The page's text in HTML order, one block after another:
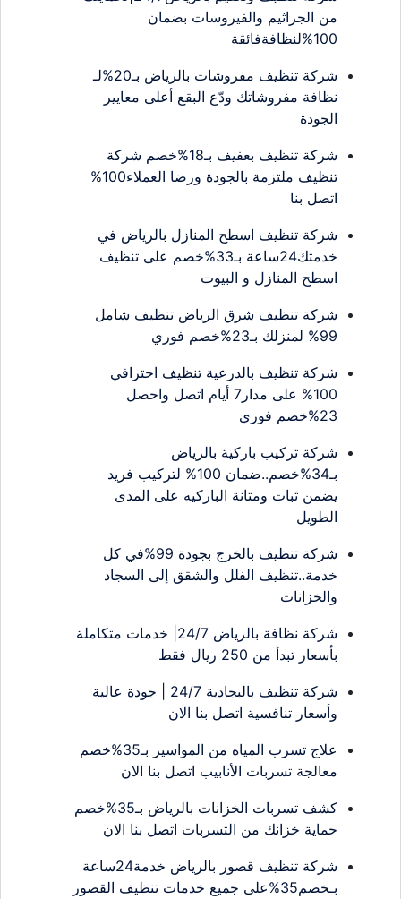
من الجراثيم والفيروسات بضمان
100%لنظافةفائقة
شركة تنظيف مفروشات بالرياض بـ20%لـ
نظافة مفروشاتك ودّع البقع أعلى معايير
الجودة
شركة تنظيف بعفيف بـ18%خصم شركة
تنظيف ملتزمة بالجودة ورضا العملاء100%
اتصل بنا
شركة تنظيف اسطح المنازل بالرياض في
خدمتك24ساعة بـ33%خصم على تنظيف
اسطح المنازل و البيوت
شركة تنظيف شرق الرياض تنظيف شامل
99% لمنزلك بـ23%خصم فوري
شركة تنظيف بالدرعية تنظيف احترافي
100% على مدار7 أيام اتصل واحصل
23%خصم فوري
شركة تركيب باركية بالرياض
بـ34%خصم..ضمان 100% لتركيب فريد
يضمن ثبات ومتانة الباركيه على المدى
الطويل
شركة تنظيف بالخرج بجودة 99%في كل
خدمة..تنظيف الفلل والشقق إلى السجاد
والخزانات
شركة نظافة بالرياض 24/7| خدمات متكاملة
بأسعار تبدأ من 250 ريال فقط
شركة تنظيف بالبجادية 24/7 | جودة عالية
وأسعار تنافسية اتصل بنا الان
علاج تسرب المياه من المواسير بـ35%خصم
معالجة تسربات الأنابيب اتصل بنا الان
كشف تسربات الخزانات بالرياض بـ35%خصم
حماية خزانك من التسربات اتصل بنا الان
شركة تنظيف قصور بالرياض خدمة24ساعة
بـخصم35%على جميع خدمات تنظيف القصور